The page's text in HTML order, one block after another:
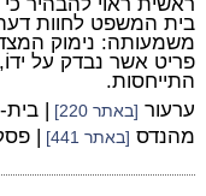
בית המשפט לחוות
משמעותה: נימוק
פריט אשר נבדק על
התייחסות.
ערעור [באתר 220] |
מהנדס [באתר 441] |